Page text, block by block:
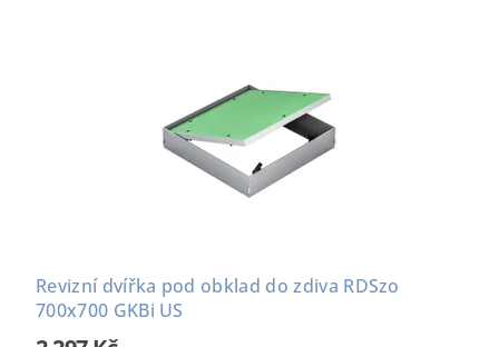
Revizní dvířka pod obklad do zdiva RDSzo
700x700 GKBi US